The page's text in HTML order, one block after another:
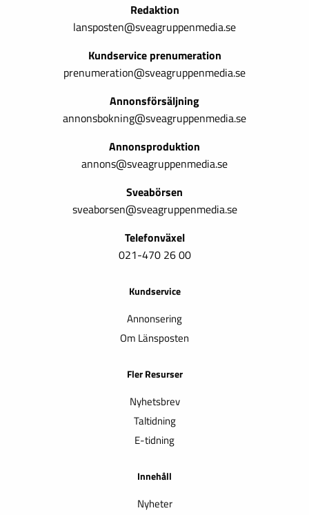
Redaktion
lansposten@sveagruppenmedia.se
Kundservice prenumeration
prenumeration@sveagruppenmedia.se
Annonsförsäljning
annonsbokning@sveagruppenmedia.se
Annonsproduktion
annons@sveagruppenmedia.se
Sveabörsen
sveaborsen@sveagruppenmedia.se
Telefonväxel
021-470 26 00
Kundservice
Annonsering
Om Länsposten
Fler Resurser
Nyhetsbrev
Taltidning
E-tidning
Innehåll
Nyheter